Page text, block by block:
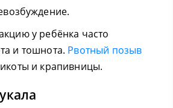
у ребёнка часто
и тошнота. Рвотный позыв
и крапивницы.